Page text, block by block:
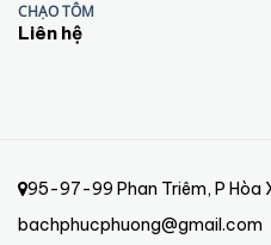
CHẠO TÔM
Liên hệ
95-97-99 Phan Triêm, P Hòa
bachphucphuong@gmail.com